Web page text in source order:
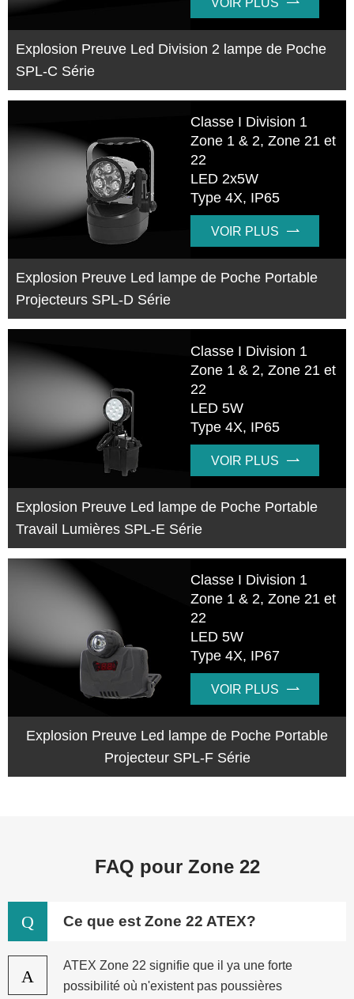
VOIR PLUS
Explosion Preuve Led Division 2 lampe de Poche
SPL-C Série
Classe I Division 1
Zone 1 & 2, Zone 21 et
22
LED 2x5W
Type 4X, IP65
VOIR PLUS 
Explosion Preuve Led lampe de Poche Portable
Projecteurs SPL-D Série
Classe I Division 1
Zone 1 & 2, Zone 21 et
22
LED 5W
Type 4X, IP65
VOIR PLUS 
Explosion Preuve Led lampe de Poche Portable
Travail Lumières SPL-E Série
Classe I Division 1
Zone 1 & 2, Zone 21 et
22
LED 5W
Type 4X, IP67
VOIR PLUS 
Explosion Preuve Led lampe de Poche Portable
Projecteur SPL-F Série
FAQ pour Zone 22
Q Ce que est Zone 22 ATEX?
A
ATEX Zone 22 signifie que il ya une forte
possibilité où n'existent pas poussières